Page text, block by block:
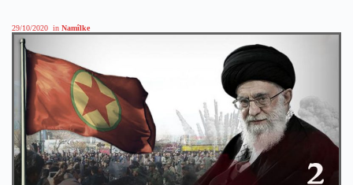
29/10/2020 in Namîlke